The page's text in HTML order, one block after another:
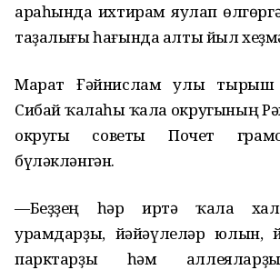
араһында ихтирам яулап
таҙалығы һағында алты йыл
Марат Ғәйнислам улы тырыш
Сибай ҡалаһы ҡала округының
округы советы Почет
бүләкләнгән.
—Беҙҙең һәр иртә ҡала
урамдарҙы, йәйәүлеләр юлын,
парктарҙы һәм